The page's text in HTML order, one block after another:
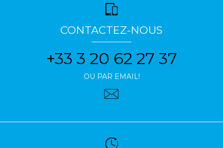
CONTACTEZ-NOUS
+33 3 20 62 27 37
OU PAR EMAIL!